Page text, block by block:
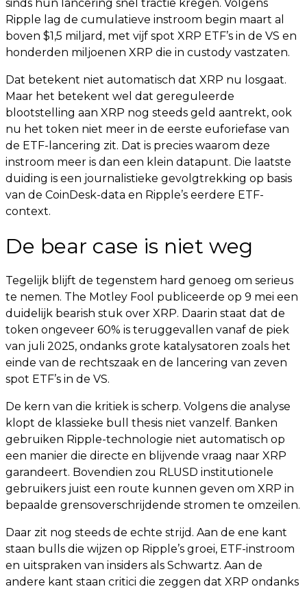
sinds hun lancering snel tractie kregen. Volgens
Ripple lag de cumulatieve instroom begin maart al
boven $1,5 miljard, met vijf spot XRP ETF’s in de VS en
honderden miljoenen XRP die in custody vastzaten.
Dat betekent niet automatisch dat XRP nu losgaat.
Maar het betekent wel dat gereguleerde
blootstelling aan XRP nog steeds geld aantrekt, ook
nu het token niet meer in de eerste euforiefase van
de ETF-lancering zit. Dat is precies waarom deze
instroom meer is dan een klein datapunt. Die laatste
duiding is een journalistieke gevolgtrekking op basis
van de CoinDesk-data en Ripple’s eerdere ETF-
context.
De bear case is niet weg
Tegelijk blijft de tegenstem hard genoeg om serieus
te nemen. The Motley Fool publiceerde op 9 mei een
duidelijk bearish stuk over XRP. Daarin staat dat de
token ongeveer 60% is teruggevallen vanaf de piek
van juli 2025, ondanks grote katalysatoren zoals het
einde van de rechtszaak en de lancering van zeven
spot ETF’s in de VS.
De kern van die kritiek is scherp. Volgens die analyse
klopt de klassieke bull thesis niet vanzelf. Banken
gebruiken Ripple-technologie niet automatisch op
een manier die directe en blijvende vraag naar XRP
garandeert. Bovendien zou RLUSD institutionele
gebruikers juist een route kunnen geven om XRP in
bepaalde grensoverschrijdende stromen te omzeilen.
Daar zit nog steeds de echte strijd. Aan de ene kant
staan bulls die wijzen op Ripple’s groei, ETF-instroom
en uitspraken van insiders als Schwartz. Aan de
andere kant staan critici die zeggen dat XRP ondanks